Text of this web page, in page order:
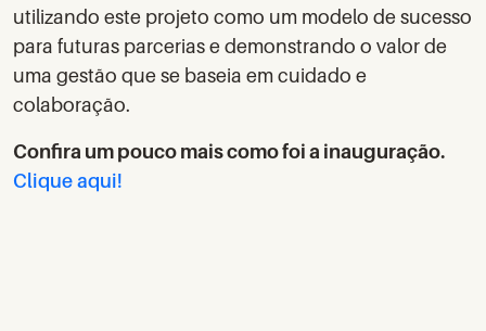
utilizando este projeto como um modelo de sucesso
para futuras parcerias e demonstrando o valor de
uma gestão que se baseia em cuidado e
colaboração.
Confira um pouco mais como foi a inauguração.
Clique aqui!